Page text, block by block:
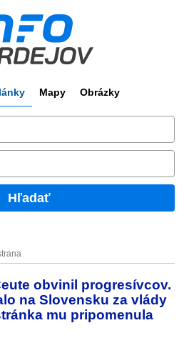
Mapy Obrázky
Hľadať
obvinil progresívcov.
na Slovensku za vlády
mu pripomenula